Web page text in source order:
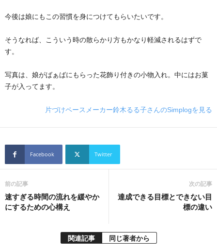
今後は娘にもこの習慣を身につけてもらいたいです。
そうなれば、こういう時の散らかり方もかなり軽減されるはずで
す。
写真は、娘がばぁばにもらった花飾り付きの小物入れ。中にはお菓
子が入ってます。
片づけペースメーカー鈴木るる子さんのSimplogを見る
Facebook Twitter
前の記事
速すぎる時間の流れを緩やか
にするための心構え
次の記事
達成できる目標とできない目
標の違い
関連記事 同じ著者から